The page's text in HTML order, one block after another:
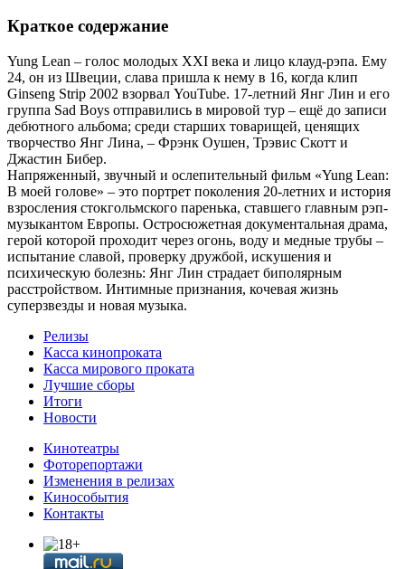
Краткое содержание
Yung Lean – голос молодых XXI века и лицо клауд-рэпа. Ему
24, он из Швеции, слава пришла к нему в 16, когда клип
Ginseng Strip 2002 взорвал YouTube. 17-летний Янг Лин и его
группа Sad Boys отправились в мировой тур – ещё до записи
дебютного альбома; среди старших товарищей, ценящих
творчество Янг Лина, – Фрэнк Оушен, Трэвис Скотт и
Джастин Бибер.
Напряженный, звучный и ослепительный фильм «Yung Lean:
В моей голове» – это портрет поколения 20-летних и история
взросления стокгольмского паренька, ставшего главным рэп-
музыкантом Европы. Остросюжетная документальная драма,
герой которой проходит через огонь, воду и медные трубы –
испытание славой, проверку дружбой, искушения и
психическую болезнь: Янг Лин страдает биполярным
расстройством. Интимные признания, кочевая жизнь
суперзвезды и новая музыка.
Релизы
Касса кинопроката
Касса мирового проката
Лучшие сборы
Итоги
Новости
Кинотеатры
Фоторепортажи
Изменения в релизах
Кинособытия
Контакты